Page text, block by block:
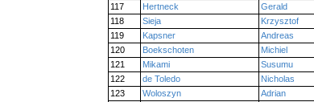
117
Hertneck Gerald
118
Sieja Krzysztof
119
Kapsner Andreas
120
Boekschoten Michiel
121
Mikami Susumu
122
de Toledo Nicholas
123
Woloszyn Adrian